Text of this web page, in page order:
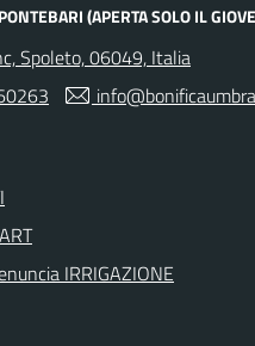
(APERTA SOLO IL
Spoleto, 06049, Italia
IRRIGAZIONE